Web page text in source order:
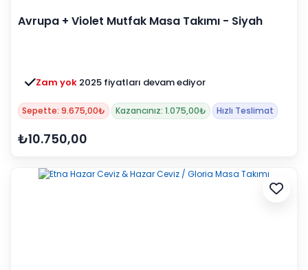
Avrupa + Violet Mutfak Masa Takımı - Siyah
Zam yok 2025 fiyatları devam ediyor
Sepette: 9.675,00₺ Kazancınız: 1.075,00₺ Hızlı Teslimat
₺10.750,00